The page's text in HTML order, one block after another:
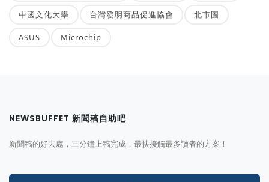
中國文化大學 台灣發明商品促進協會 北市圖
ASUS Microchip
NEWSBUFFET 新聞稿自助吧
新聞稿的好去處，三分鐘上稿完成，最快接觸最多讀者的方案！